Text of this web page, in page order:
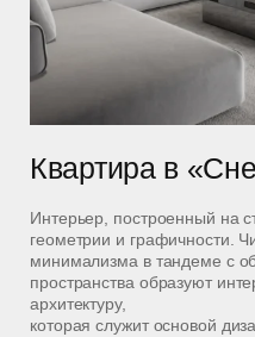
Квартира в
Интерьер, построенный на
геометрии и графичности.
минимализма в тандеме с
пространства образуют
архитектуру,
которая служит основой